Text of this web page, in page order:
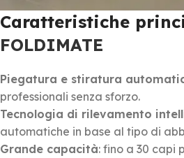
Caratteristiche
FOLDIMATE
Piegatura e stiratura
professionali senza sforzo.
Tecnologia di rilevamento
automatiche in base al tipo di
Grande capacità: fino a 30 capi